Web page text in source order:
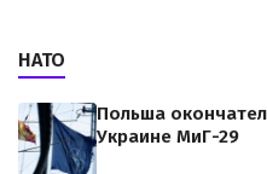
НАТО
Польша
Украине МиГ-29